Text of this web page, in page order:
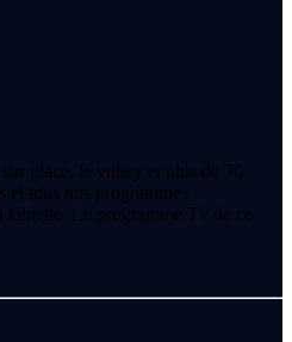
glace, le volley et plus de 70
et tous nos programmes
tablette. Le programme Tv de ce